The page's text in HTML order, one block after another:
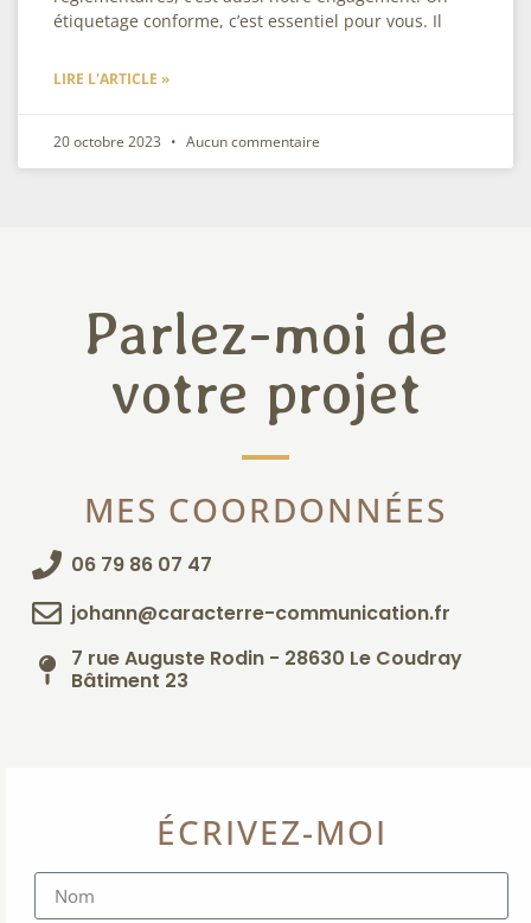
étiquetage conforme, c’est essentiel pour vous. Il
LIRE L'ARTICLE »
20 octobre 2023 Aucun commentaire
Parlez-moi de
votre projet
MES COORDONNÉES
06 79 86 07 47
johann@caracterre-communication.fr
7 rue Auguste Rodin - 28630 Le Coudray
Bâtiment 23
ÉCRIVEZ-MOI